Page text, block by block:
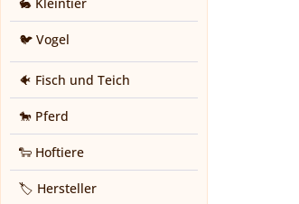
🐦 Vogel
🐠 Fisch und Teich
🐎 Pferd
🐑 Hoftiere
🏷️ Hersteller